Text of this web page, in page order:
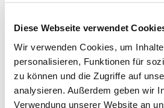
Diese Webseite verwendet
Wir verwenden Cookies, um
personalisieren, Funktionen für
zu können und die Zugriffe auf
analysieren. Außerdem geben wir
Verwendung unserer Website an
Name*